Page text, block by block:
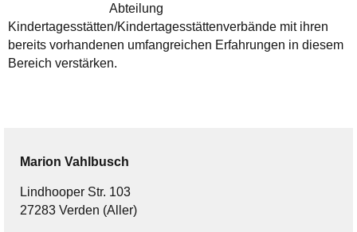
Abteilung
Kindertagesstätten/Kindertagesstättenverbände mit ihren
bereits vorhandenen umfangreichen Erfahrungen in diesem
Bereich verstärken.
Marion Vahlbusch
Lindhooper Str. 103
27283 Verden (Aller)